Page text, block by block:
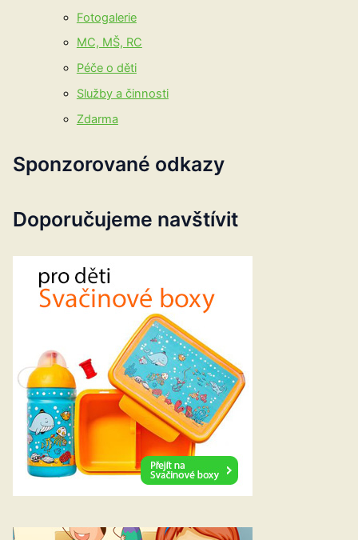
Fotogalerie
MC, MŠ, RC
Péče o děti
Služby a činnosti
Zdarma
Sponzorované odkazy
Doporučujeme navštívit